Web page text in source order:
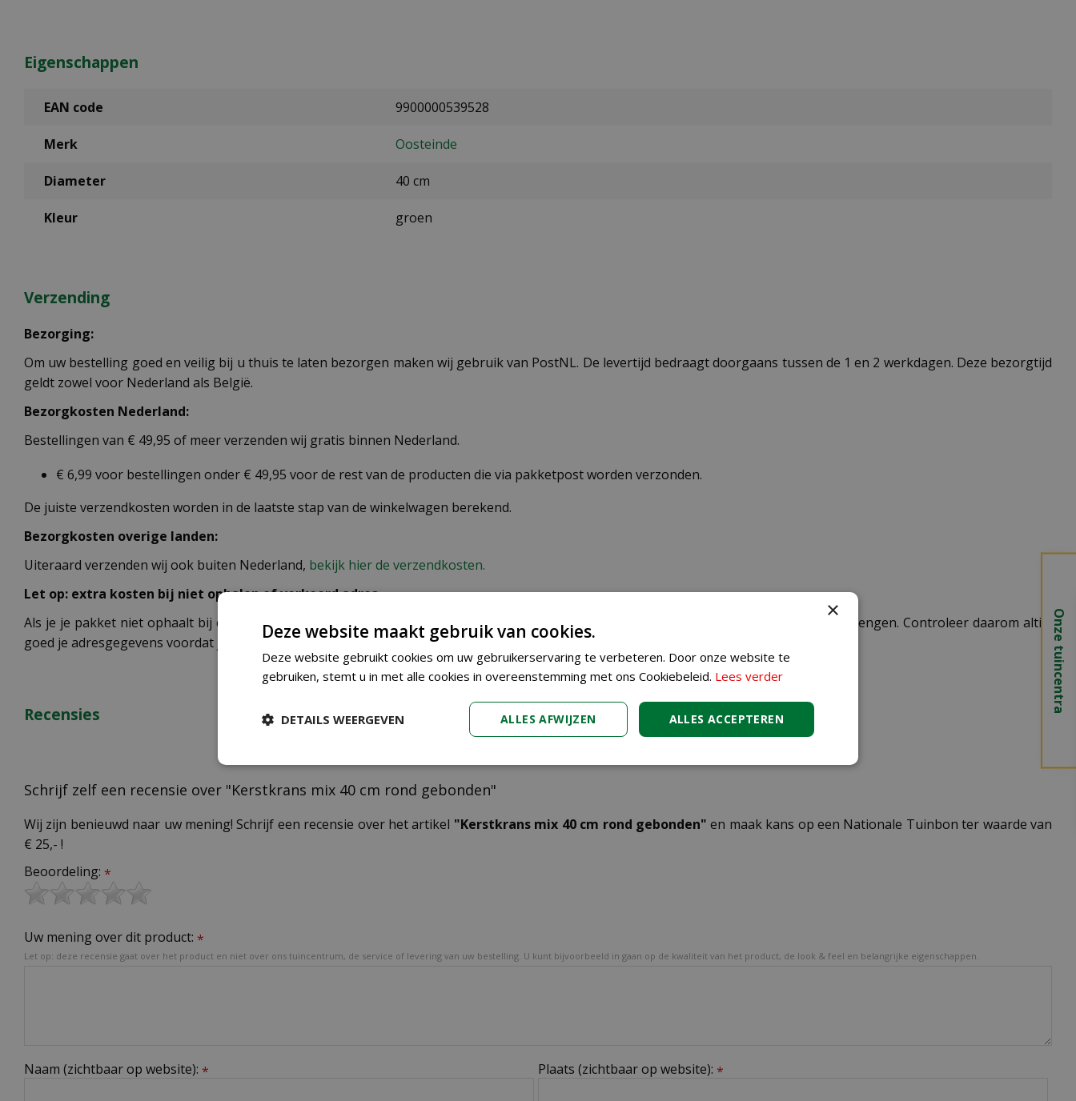
Eigenschappen
EAN code 9900000539528
Merk Oosteinde
Diameter 40 cm
Kleur groen
Verzending
Bezorging:
Om uw bestelling goed en veilig bij u thuis te laten bezorgen maken wij gebruik van PostNL. De levertijd bedraagt doorgaans tussen de 1 en 2 werkdagen. Deze bezorgtijd
geldt zowel voor Nederland als België.
Bezorgkosten Nederland:
Bestellingen van € 49,95 of meer verzenden wij gratis binnen Nederland.
€ 6,99 voor bestellingen onder € 49,95 voor de rest van de producten die via pakketpost worden verzonden.
De juiste verzendkosten worden in de laatste stap van de winkelwagen berekend.
Bezorgkosten overige landen:
Uiteraard verzenden wij ook buiten Nederland, bekijk hier de verzendkosten.
Let op: extra kosten bij niet ophalen of verkeerd adres
Als je je pakket niet ophaalt bij een PostNL-punt of een verkeerd afleveradres invult, zijn wij genoodzaakt extra kosten in rekening te brengen. Controleer daarom altijd
goed je adresgegevens voordat je je bestelling plaatst.
Recensies
Schrijf zelf een recensie over "Kerstkrans mix 40 cm rond gebonden"
Wij zijn benieuwd naar uw mening! Schrijf een recensie over het artikel "Kerstkrans mix 40 cm rond gebonden" en maak kans op een Nationale Tuinbon ter waarde van
€ 25,- !
Beoordeling: *
Uw mening over dit product: *
Let op: deze recensie gaat over het product en niet over ons tuincentrum, de service of levering van uw bestelling. U kunt bijvoorbeeld in gaan op de kwaliteit van het product, de look & feel en belangrijke eigenschappen.
Naam (zichtbaar op website): * Plaats (zichtbaar op website): *
Onze tuincentra
×
Deze website maakt gebruik van cookies.
Deze website gebruikt cookies om uw gebruikerservaring te verbeteren. Door onze website te
gebruiken, stemt u in met alle cookies in overeenstemming met ons Cookiebeleid. Lees verder
ALLES ACCEPTEREN
ALLES AFWIJZEN
DETAILS WEERGEVEN